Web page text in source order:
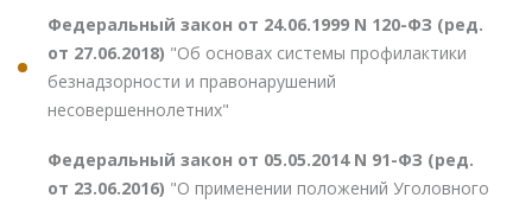
Федеральный закон от 24.06.1999 N 120-ФЗ (ред.
от 27.06.2018) "Об основах системы профилактики
безнадзорности и правонарушений
несовершеннолетних"
Федеральный закон от 05.05.2014 N 91-ФЗ (ред.
от 23.06.2016) "О применении положений Уголовного